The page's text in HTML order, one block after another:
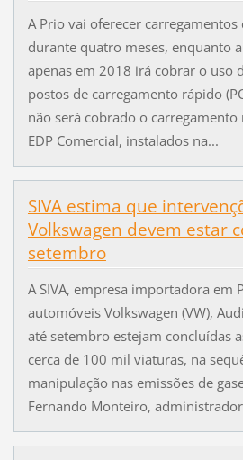
A Prio vai oferecer
durante quatro meses, enquanto
apenas em 2018 irá cobrar o uso
postos de carregamento rápido
não será cobrado o carregamento
EDP Comercial, instalados na...
SIVA estima que
Volkswagen devem estar
setembro
A SIVA, empresa importadora em
automóveis Volkswagen (VW),
até setembro estejam concluídas
cerca de 100 mil viaturas, na
manipulação nas emissões de
Fernando Monteiro,